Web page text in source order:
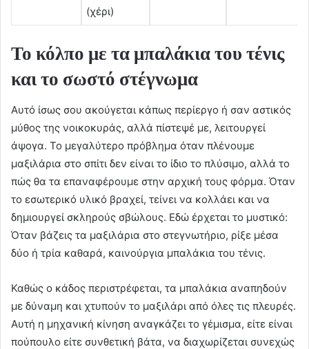
(χέρι)
Το κόλπο με τα μπαλάκια του τένις
και το σωστό στέγνωμα
Αυτό ίσως σου ακούγεται κάπως περίεργο ή σαν αστικός
μύθος της νοικοκυράς, αλλά πίστεψέ με, λειτουργεί
άψογα. Το μεγαλύτερο πρόβλημα όταν πλένουμε
μαξιλάρια στο σπίτι δεν είναι το ίδιο το πλύσιμο, αλλά το
πώς θα τα επαναφέρουμε στην αρχική τους φόρμα. Όταν
το εσωτερικό υλικό βραχεί, τείνει να κολλάει και να
δημιουργεί σκληρούς σβώλους. Εδώ έρχεται το μυστικό:
Όταν βάζεις τα μαξιλάρια στο στεγνωτήριο, ρίξε μέσα
δύο ή τρία καθαρά, καινούργια μπαλάκια του τένις.
Καθώς ο κάδος περιστρέφεται, τα μπαλάκια αναπηδούν
με δύναμη και χτυπούν το μαξιλάρι από όλες τις πλευρές.
Αυτή η μηχανική κίνηση αναγκάζει το γέμισμα, είτε είναι
πούπουλο είτε συνθετική βάτα, να διαχωρίζεται συνεχώς